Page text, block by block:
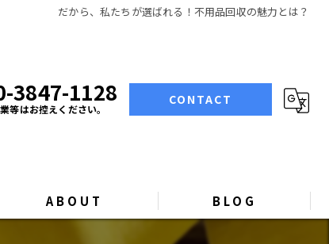
だから、私たちが選ばれる！不用品回収の魅力とは？
3847-1128
等はお控えください。
CONTACT
ABOUT BLOG